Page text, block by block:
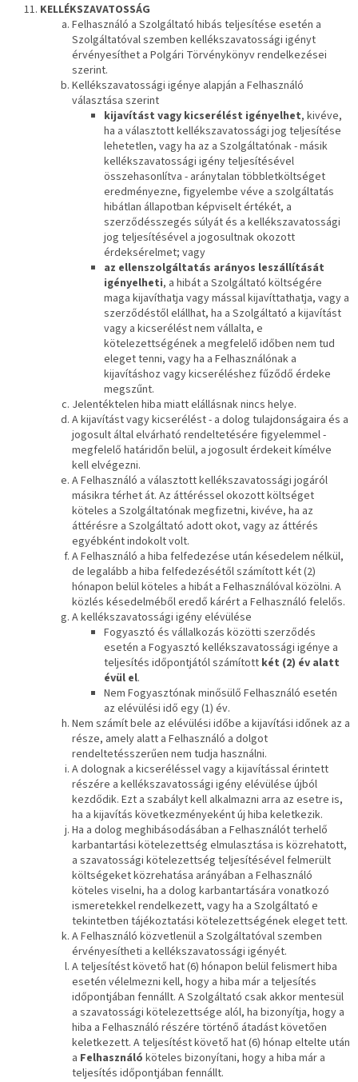
KELLÉKSZAVATOSSÁG
Felhasználó a Szolgáltató hibás teljesítése esetén a
Szolgáltatóval szemben kellékszavatossági igényt
érvényesíthet a Polgári Törvénykönyv rendelkezései
szerint.
Kellékszavatossági igénye alapján a Felhasználó
választása szerint
kijavítást vagy kicserélést igényelhet, kivéve,
ha a választott kellékszavatossági jog teljesítése
lehetetlen, vagy ha az a Szolgáltatónak - másik
kellékszavatossági igény teljesítésével
összehasonlítva - aránytalan többletköltséget
eredményezne, figyelembe véve a szolgáltatás
hibátlan állapotban képviselt értékét, a
szerződésszegés súlyát és a kellékszavatossági
jog teljesítésével a jogosultnak okozott
érdeksérelmet; vagy
az ellenszolgáltatás arányos leszállítását
igényelheti, a hibát a Szolgáltató költségére
maga kijavíthatja vagy mással kijavíttathatja, vagy a
szerződéstől elállhat, ha a Szolgáltató a kijavítást
vagy a kicserélést nem vállalta, e
kötelezettségének a megfelelő időben nem tud
eleget tenni, vagy ha a Felhasználónak a
kijavításhoz vagy kicseréléshez fűződő érdeke
megszűnt.
Jelentéktelen hiba miatt elállásnak nincs helye.
A kijavítást vagy kicserélést - a dolog tulajdonságaira és a
jogosult által elvárható rendeltetésére figyelemmel -
megfelelő határidőn belül, a jogosult érdekeit kímélve
kell elvégezni.
A Felhasználó a választott kellékszavatossági jogáról
másikra térhet át. Az áttéréssel okozott költséget
köteles a Szolgáltatónak megfizetni, kivéve, ha az
áttérésre a Szolgáltató adott okot, vagy az áttérés
egyébként indokolt volt.
A Felhasználó a hiba felfedezése után késedelem nélkül,
de legalább a hiba felfedezésétől számított két (2)
hónapon belül köteles a hibát a Felhasználóval közölni. A
közlés késedelméből eredő kárért a Felhasználó felelős.
A kellékszavatossági igény elévülése
Fogyasztó és vállalkozás közötti szerződés
esetén a Fogyasztó kellékszavatossági igénye a
teljesítés időpontjától számított két (2) év alatt
évül el.
Nem Fogyasztónak minősülő Felhasználó esetén
az elévülési idő egy (1) év.
Nem számít bele az elévülési időbe a kijavítási időnek az a
része, amely alatt a Felhasználó a dolgot
rendeltetésszerűen nem tudja használni.
A dolognak a kicseréléssel vagy a kijavítással érintett
részére a kellékszavatossági igény elévülése újból
kezdődik. Ezt a szabályt kell alkalmazni arra az esetre is,
ha a kijavítás következményeként új hiba keletkezik.
Ha a dolog meghibásodásában a Felhasználót terhelő
karbantartási kötelezettség elmulasztása is közrehatott,
a szavatossági kötelezettség teljesítésével felmerült
költségeket közrehatása arányában a Felhasználó
köteles viselni, ha a dolog karbantartására vonatkozó
ismeretekkel rendelkezett, vagy ha a Szolgáltató e
tekintetben tájékoztatási kötelezettségének eleget tett.
A Felhasználó közvetlenül a Szolgáltatóval szemben
érvényesítheti a kellékszavatossági igényét.
A teljesítést követő hat (6) hónapon belül felismert hiba
esetén vélelmezni kell, hogy a hiba már a teljesítés
időpontjában fennállt. A Szolgáltató csak akkor mentesül
a szavatossági kötelezettsége alól, ha bizonyítja, hogy a
hiba a Felhasználó részére történő átadást követően
keletkezett. A teljesítést követő hat (6) hónap eltelte után
a Felhasználó köteles bizonyítani, hogy a hiba már a
teljesítés időpontjában fennállt.